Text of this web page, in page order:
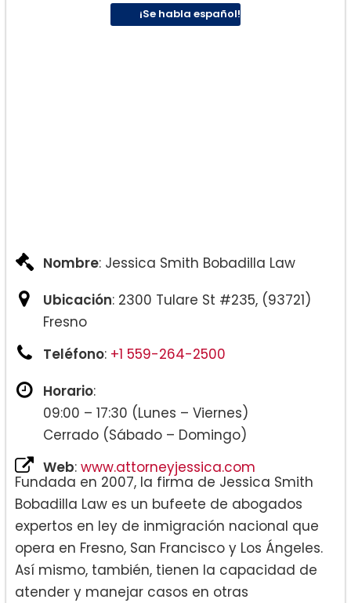
¡Se habla español!
Nombre: Jessica Smith Bobadilla Law
Ubicación: 2300 Tulare St #235, (93721)
Fresno
Teléfono: +1 559-264-2500
Horario:
09:00 – 17:30 (Lunes – Viernes)
Cerrado (Sábado – Domingo)
Web: www.attorneyjessica.com
Fundada en 2007, la firma de Jessica Smith
Bobadilla Law es un bufeete de abogados
expertos en ley de inmigración nacional que
opera en Fresno, San Francisco y Los Ángeles.
Así mismo, también, tienen la capacidad de
atender y manejar casos en otras